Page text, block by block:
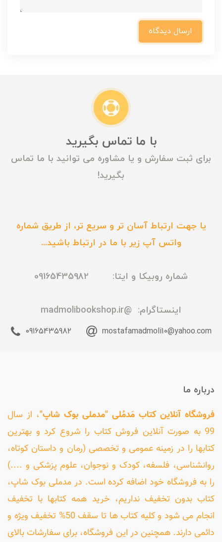
ارسال دیدگاه
با ما تماس بگیرید
برای ثبت سفارش و یا مشاوره می توانید با ما تماس
بگیرید!
یا جهت ارتباط آسان تر و سریع تر، از طریق شماره
واتس آپ زیر با ما در ارتباط باشید...
شماره روبیکا و ایتا: 09165435982
اینستاگرام: @madmolibookshop.ir
mostafamadmoli10@yahoo.com
09165435982
درباره ما
فروشگاه آنلاین کتاب مَدمُلی "مدملی بوک شاپ"، از سال
99 به صورت آنلاین فروش کتاب را شروع کرد و بهترین
کتابها را در زمینه عمومی و تخصصی (رمان و داستان کوتاه،
روانشناسی، فلسفه، کودک و نوجوان، علوم پزشکی و ....)
را به فروشگاه خود اضافه کرده است. در مدملی بوک شاپ،
کتاب بدون تخفیف نداریم، خرید همه کتابها با تخفیف
انجام می شود و کلیه کتاب ها تا سقف 50% تخفیف ویژه و
دائمی دارند. همچنین در این فروشگاه، برای سفارشات بالای